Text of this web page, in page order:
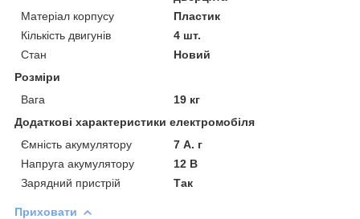
Матеріал корпусу
Пластик
Кількість двигунів
4 шт.
Стан
Новий
Розміри
Вага
19 кг
Додаткові характеристики електромобіля
Ємність акумулятору
7 А. г
Напруга акумулятору
12 В
Зарядний пристрій
Так
Приховати